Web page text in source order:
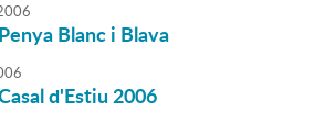
Blanc i Blava
d'Estiu 2006